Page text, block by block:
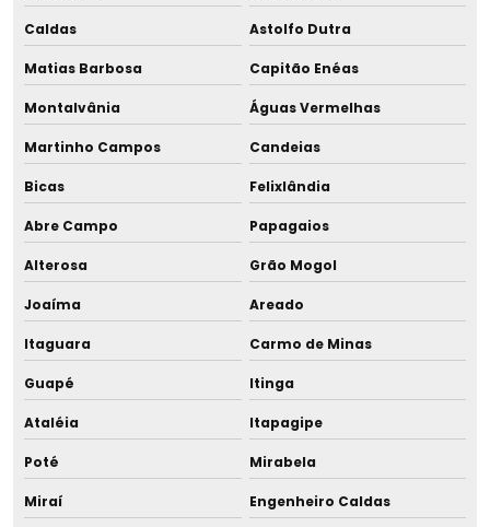
Resfriador rápido para leite
Resfriador rápido para leite humano
Revenda de equipamento para banco de leite
Sala de aleitamento para shopping
Sala de amamentação para empresas
Sala de amamentação para eventos
Sala de amamentação para shopping
Sala de apoio à amamentação para eventos
Sala de apoio à amamentação para shopping
Sala de coleta
Caldas Astolfo Dutra
Matias Barbosa Capitão Enéas
Montalvânia Águas Vermelhas
Martinho Campos Candeias
Bicas Felixlândia
Abre Campo Papagaios
Alterosa Grão Mogol
Joaíma Areado
Itaguara Carmo de Minas
Guapé Itinga
Ataléia Itapagipe
Poté Mirabela
Miraí Engenheiro Caldas